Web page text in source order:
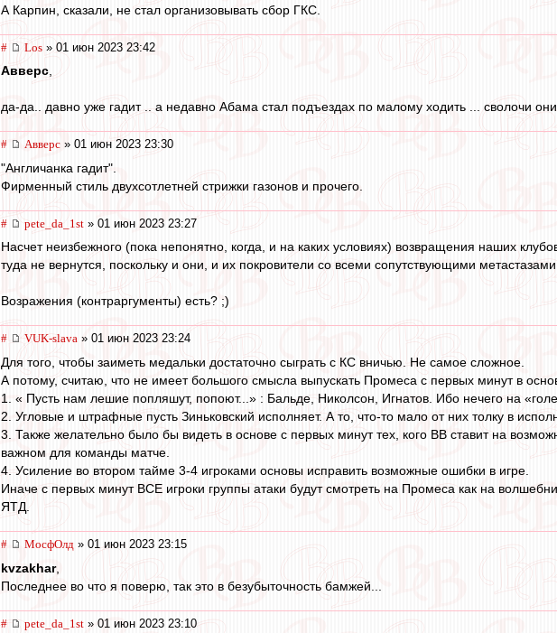
А Карпин, сказали, не стал организовывать сбор ГКС.
# Los » 01 июн 2023 23:42
Авверс,
да-да.. давно уже гадит .. а недавно Абама стал подъездах по малому ходить ... сволочи
# Авверс » 01 июн 2023 23:30
"Англичанка гадит".
Фирменный стиль двухсотлетней стрижки газонов и прочего.
# pete_da_1st » 01 июн 2023 23:27
Насчет неизбежного (пока непонятно, когда, и на каких условиях) возвращения наших
туда не вернутся, поскольку и они, и их покровители сo всеми сопутствующими
Возражения (контраргументы) есть? ;)
# VUK-slava » 01 июн 2023 23:24
Для того, чтобы заиметь медальки достаточно сыграть с КС вничью. Не самое сложное.
А потому, считаю, что не имеет большого смысла выпускать Промеса с первых минут в
1. « Пусть нам лешие попляшут, попоют...» : Бальде, Николсон, Игнатов. Ибо нечего на
2. Угловые и штрафные пусть Зиньковский исполняет. А то, что-то мало от них толку в
3. Также желательно было бы видеть в основе с первых минут тех, кого ВВ ставит на
важном для команды матче.
4. Усиление во втором тайме 3-4 игроками основы исправить возможные ошибки в игре.
Иначе с первых минут ВСЕ игроки группы атаки будут смотреть на Промеса как на
ЯТД.
# МосфОлд » 01 июн 2023 23:15
kvzakhar,
Последнее во что я поверю, так это в безубыточность бамжей...
# pete_da_1st » 01 июн 2023 23:10